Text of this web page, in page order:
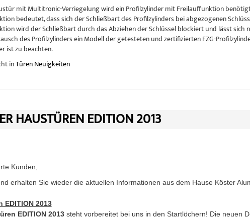
mit Multitronic-Verriegelung wird ein Profilzylinder mit Freilauffunktion
bedeutet, dass sich der Schließbart des Profilzylinders bei abgezogenen
wird der Schließbart durch das Abziehen der Schlüssel blockiert und lässt sich
des Profilzylinders ein Modell der getesteten und zertifizierten FZG-
ist zu beachten.
inTüren Neuigkeiten
HAUSTÜREN EDITION 2013
Kunden,
erhalten Sie wieder die aktuellen Informationen aus dem Hause Köster
EDITION 2013
EDITION 2013steht vorbereitet bei uns in den Startlöchern! Die neuen